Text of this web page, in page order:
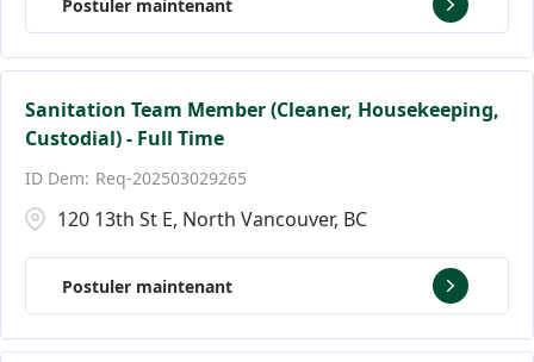
Postuler maintenant
Sanitation Team Member (Cleaner, Housekeeping,
Custodial) - Full Time
Req-202503029265
120 13th St E, North Vancouver, BC
Postuler maintenant